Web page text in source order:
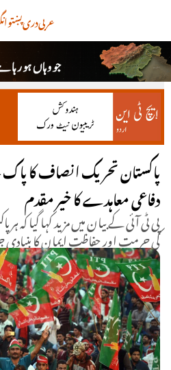
پښتودریعربی
پاکستان تحریک انصاف کا
دفاعی معاہدے کا خیر مقدم
پی ٹی آئی کے بیان میں مزید کہا گیا کہ
کی حرمت اور حفاظت ایمان کا